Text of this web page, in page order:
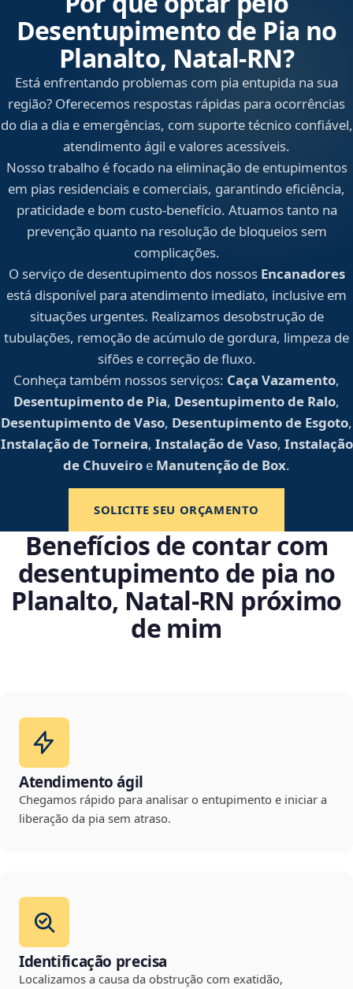
Desentupimento de Pia no
Planalto, Natal‑RN?
Está enfrentando problemas com pia entupida na sua
região? Oferecemos respostas rápidas para ocorrências
do dia a dia e emergências, com suporte técnico confiável,
atendimento ágil e valores acessíveis.
Nosso trabalho é focado na eliminação de entupimentos
em pias residenciais e comerciais, garantindo eficiência,
praticidade e bom custo-benefício. Atuamos tanto na
prevenção quanto na resolução de bloqueios sem
complicações.
O serviço de desentupimento dos nossos Encanadores
está disponível para atendimento imediato, inclusive em
situações urgentes. Realizamos desobstrução de
tubulações, remoção de acúmulo de gordura, limpeza de
sifões e correção de fluxo.
Conheça também nossos serviços: Caça Vazamento,
Desentupimento de Pia, Desentupimento de Ralo,
Desentupimento de Vaso, Desentupimento de Esgoto,
Instalação de Torneira, Instalação de Vaso, Instalação
de Chuveiro e Manutenção de Box.
SOLICITE SEU ORÇAMENTO
Benefícios de contar com
desentupimento de pia no
Planalto, Natal‑RN próximo
de mim
Atendimento ágil
Chegamos rápido para analisar o entupimento e iniciar a
liberação da pia sem atraso.
Identificação precisa
Localizamos a causa da obstrução com exatidão,